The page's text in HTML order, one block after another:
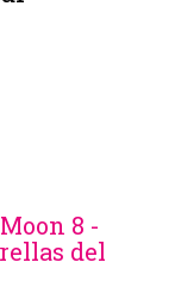
8 -
del